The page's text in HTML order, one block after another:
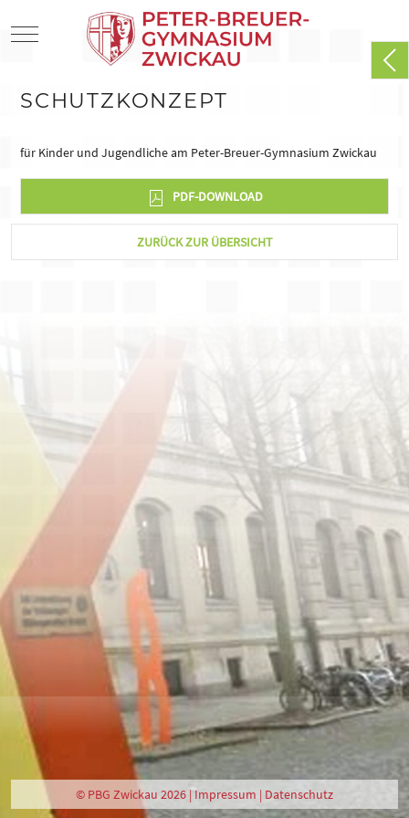
Mobile Menu Toggle
SCHUTZKONZEPT
für Kinder und Jugendliche am Peter-Breuer-Gymnasium Zwickau
PDF-DOWNLOAD
ZURÜCK ZUR ÜBERSICHT
© PBG Zwickau 2026 |Impressum | Datenschutz